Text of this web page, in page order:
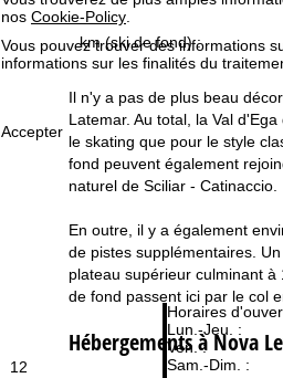
nos Cookie-Policy
Vous pouvez trouver des informations
informations sur les finalités du
Accepter
Horaires
Lun.-Jeu. :
Ven. :
Sam.-Dim. :
12
d
a
c
km (ski de fond) :
Il n'y a pas de plus beau
Latemar. Au total, la Val
le skating que pour le style
fond peuvent également
naturel de Sciliar - Catinaccio.
En outre, il y a également
de pistes supplémentaires.
plateau supérieur culminant
de fond passent ici par le col
Hébergements à Nova